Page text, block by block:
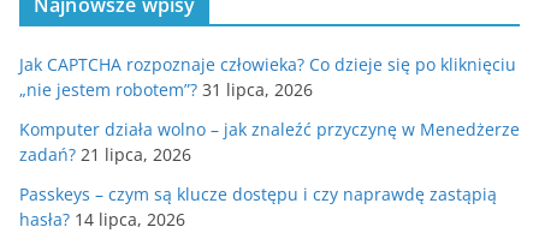
Jak CAPTCHA rozpoznaje człowieka? Co dzieje się po kliknięciu
„nie jestem robotem”? 31 lipca, 2026
Komputer działa wolno – jak znaleźć przyczynę w Menedżerze
zadań? 21 lipca, 2026
Passkeys – czym są klucze dostępu i czy naprawdę zastąpią
hasła? 14 lipca, 2026